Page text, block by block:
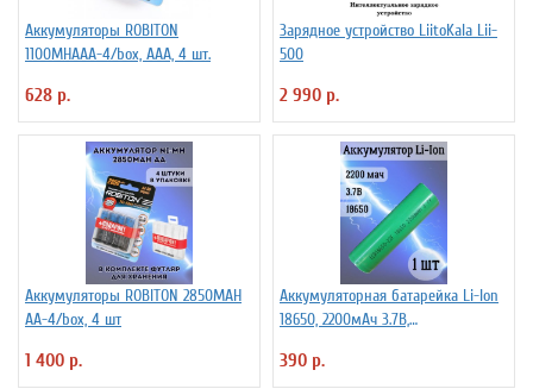
Аккумуляторы ROBITON
1100MHAAA-4/box, ААА, 4 шт.
628 р.
Зарядное устройство LiitoKala Lii-
500
2 990 р.
Аккумуляторы ROBITON 2850MAH
AA-4/box, 4 шт
1 400 р.
Аккумуляторная батарейка Li-Ion
18650, 2200мАч 3.7В,
390 р.